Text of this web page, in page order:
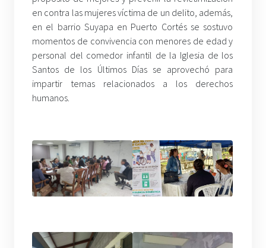
en contra las mujeres víctima de un delito, además,
en el barrio Suyapa en Puerto Cortés se sostuvo
momentos de convivencia con menores de edad y
personal del comedor infantil de la Iglesia de los
Santos de los Últimos Días se aprovechó para
impartir temas relacionados a los derechos
humanos.